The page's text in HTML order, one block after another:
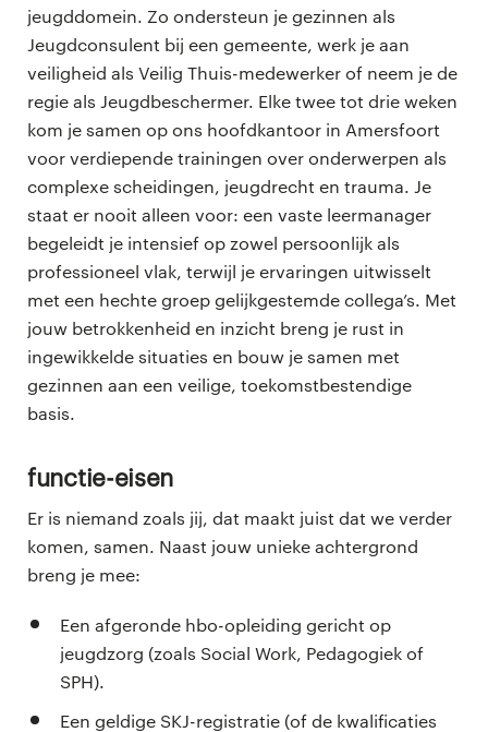
jeugddomein. Zo ondersteun je gezinnen als
Jeugdconsulent bij een gemeente, werk je aan
veiligheid als Veilig Thuis-medewerker of neem je de
regie als Jeugdbeschermer. Elke twee tot drie weken
kom je samen op ons hoofdkantoor in Amersfoort
voor verdiepende trainingen over onderwerpen als
complexe scheidingen, jeugdrecht en trauma. Je
staat er nooit alleen voor: een vaste leermanager
begeleidt je intensief op zowel persoonlijk als
professioneel vlak, terwijl je ervaringen uitwisselt
met een hechte groep gelijkgestemde collega’s. Met
jouw betrokkenheid en inzicht breng je rust in
ingewikkelde situaties en bouw je samen met
gezinnen aan een veilige, toekomstbestendige
basis.
Functie-eisen
Er is niemand zoals jij, dat maakt juist dat we verder
komen, samen. Naast jouw unieke achtergrond
breng je mee:
Een afgeronde hbo-opleiding gericht op
jeugdzorg (zoals Social Work, Pedagogiek of
SPH).
Een geldige SKJ-registratie (of de kwalificaties